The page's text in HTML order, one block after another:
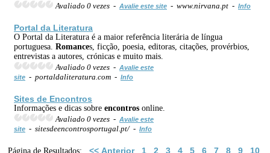
Avaliado 0 vezes - Avalie este site - www.nirvana.pt - Info
Portal da Literatura
O Portal da Literatura é a maior referência literária de língua
portuguesa. Romances, ficção, poesia, editoras, citações, provérbios,
entrevistas a autores, crónicas e muito mais.
Avaliado 0 vezes - Avalie este
site - portaldaliteratura.com - Info
Sites de Encontros
Informações e dicas sobre encontros online.
Avaliado 0 vezes - Avalie este
site - sitesdeencontrosportugal.pt/ - Info
Página de Resultados: << Anterior 1 2 3 4 5 6 7 8 9
10